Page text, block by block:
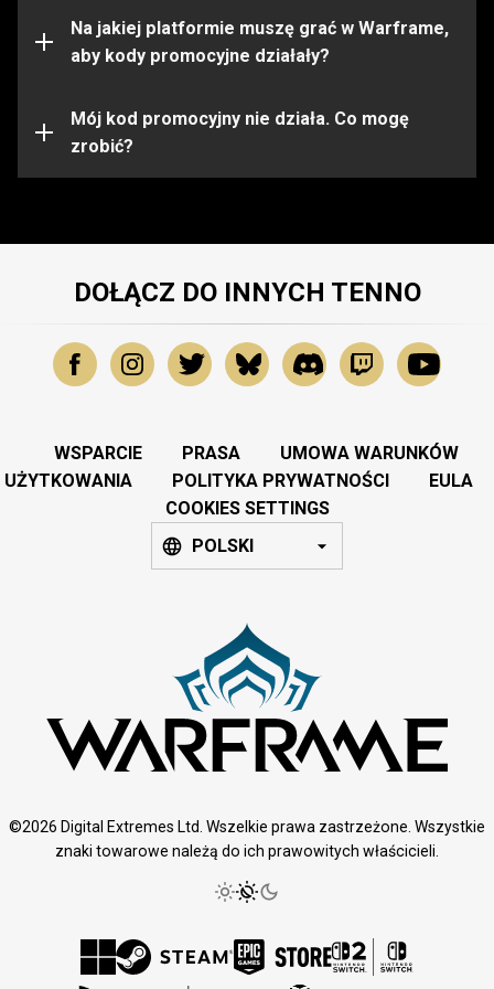
Na jakiej platformie muszę grać w Warframe,
aby kody promocyjne działały?
kodu upewnij się, że jesteś zalogowany na konto
Warframe na właściwej platformie.
Mój kod promocyjny nie działa. Co mogę
zrobić?
wykorzystany. Aby uzyskać dalszą pomoc, prosimy
skontaktować się z
DOŁĄCZ DO INNYCH TENNO
WSPARCIE PRASA
UMOWA WARUNKÓW
UŻYTKOWANIA
POLITYKA PRYWATNOŚCI
EULA
COOKIES SETTINGS
POLSKI
©2026 Digital Extremes Ltd. Wszelkie prawa zastrzeżone. Wszystkie
znaki towarowe należą do ich prawowitych właścicieli.